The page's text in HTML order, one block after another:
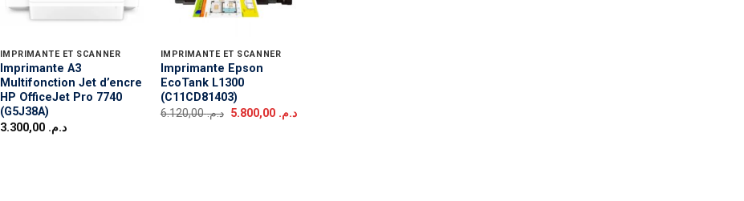
IMPRIMANTE ET SCANNER
Imprimante A3
Multifonction Jet d’encre
HP OfficeJet Pro 7740
(G5J38A)
د.م. 3.300,00
IMPRIMANTE ET SCANNER
Imprimante Epson
EcoTank L1300
(C11CD81403)
د.م.6.120,00
Le
د.م.Le